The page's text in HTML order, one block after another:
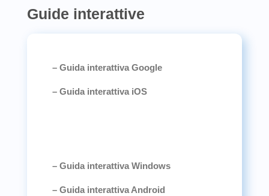
Guide interattive
– Guida interattiva Google
– Guida interattiva iOS
– Guida interattiva Windows
– Guida interattiva Android